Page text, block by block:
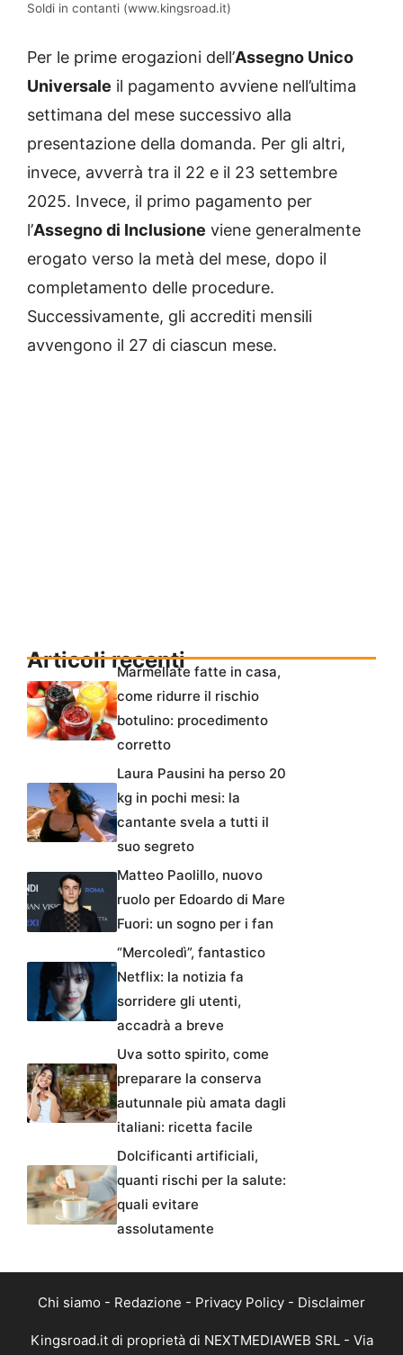
Soldi in contanti (www.kingsroad.it)
Per le prime erogazioni dell’Assegno Unico
Universale il pagamento avviene nell’ultima
settimana del mese successivo alla
presentazione della domanda. Per gli altri,
invece, avverrà tra il 22 e il 23 settembre
2025. Invece, il primo pagamento per
l’Assegno di Inclusione viene generalmente
erogato verso la metà del mese, dopo il
completamento delle procedure.
Successivamente, gli accrediti mensili
avvengono il 27 di ciascun mese.
Articoli recentiMarmellate fatte in casa,
come ridurre il rischio
botulino: procedimento
corretto
Laura Pausini ha perso 20
kg in pochi mesi: la
cantante svela a tutti il
suo segreto
Matteo Paolillo, nuovo
ruolo per Edoardo di Mare
Fuori: un sogno per i fan
“Mercoledì”, fantastico
Netflix: la notizia fa
sorridere gli utenti,
accadrà a breve
Uva sotto spirito, come
preparare la conserva
autunnale più amata dagli
italiani: ricetta facile
Dolcificanti artificiali,
quanti rischi per la salute:
quali evitare
assolutamente
Chi siamo - Redazione - Privacy Policy - Disclaimer
Kingsroad.it di proprietà di NEXTMEDIAWEB SRL - Via